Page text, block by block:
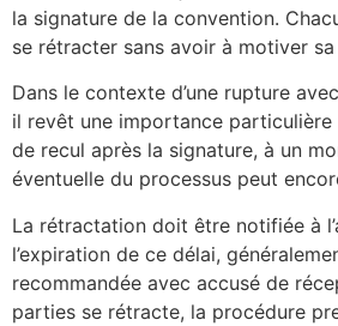
la signature de la convention.
se rétracter sans avoir à motiver
Dans le contexte d’une rupture
il revêt une importance
de recul après la signature, à un
éventuelle du processus peut
La rétractation doit être notifiée à
l’expiration de ce délai,
recommandée avec accusé de
parties se rétracte, la procédure